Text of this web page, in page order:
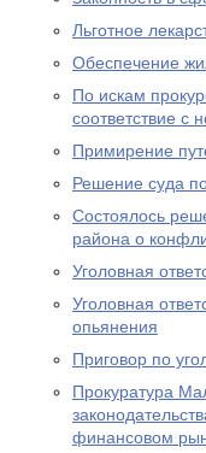
Льготное
Обеспечение
По искам
соответствие с
Примирение
Решение суда
Состоялось
района о
Уголовная
Уголовная
опьянения
Приговор по
Прокуратура
финансовом